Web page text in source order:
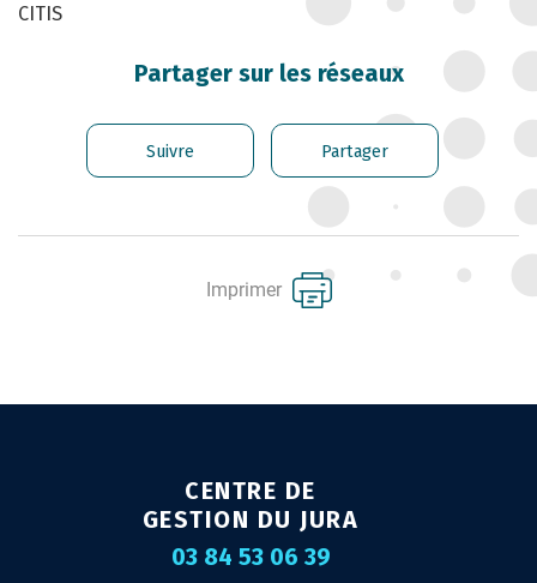
CONTRACTUELS
EMPLOI TERRITORIAL
SANTÉ ET PRÉVENTION DES
MISSION ARCHIVAGE
CONTACT
CITIS
Partager sur les réseaux
Suivre Partager
Imprimer
CENTRE DE
GESTION DU JURA
03 84 53 06 39